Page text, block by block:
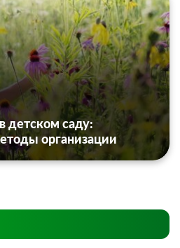
детском саду:
организации